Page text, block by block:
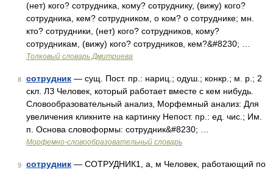
(нет) кого? сотрудника, кому? сотруднику, (вижу) кого?
сотрудника, кем? сотрудником, о ком? о сотруднике; мн.
кто? сотрудники, (нет) кого? сотрудников, кому?
сотрудникам, (вижу) кого? сотрудников, кем?&#8230; …
Толковый словарь Дмитриева
8 сотрудник — сущ. Пост. пр.: нариц.; одуш.; конкр.; м. р.; 2
скл. ЛЗ Человек, который работает вместе с кем нибудь.
Словообразовательный анализ, Морфемный анализ: Для
увеличения кликните на картинку Непост. пр.: ед. чис.; Им.
п. Основа словоформы: сотрудник&#8230; …
Морфемно-словообразовательный словарь
9 сотрудник — СОТРУДНИК1, а, м Человек, работающий по